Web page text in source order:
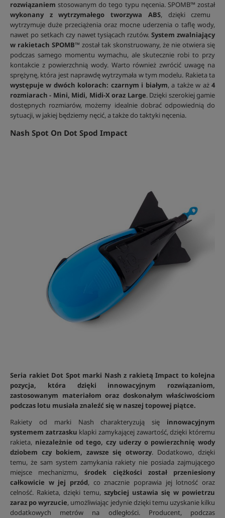
rozwiązaniem stosowanym do tego typu nęcenia. SPOMB™ został
wykonany z wytrzymałego tworzywa ABS, dzięki czemu
wytrzymuje duże przeciążenia oraz mocne uderzenia o taflę wody,
nawet po setkach czy nawet tysiącach rzutów.System zwalniający
w rakietach SPOMB™ został tak skonstruowany, że nie otwiera się
podczas samego momentu wymachu, ale skutecznie robi to przy
kontakcie z powierzchnią wody. Warto również zwrócić uwagę na
sprężynę, która jest naprawdę wytrzymała w tym modelu. Rakieta ta
występuje w dwóch kolorach: czarnym i białym, a także w aż4
rozmiarach - Mini, Midi, Midi-X oraz Large. Dzięki szerokiej gamie
dostępnych rozmiarów, możemy idealnie dobrać odpowiednią do
sytuacji, w jakiej będziemy nęcić, a także do taktyki nęcenia.
Nash Spot On Dot Spod Impact
Seria rakiet Dot Spot marki Nash z rakietą Impact to kolejna
pozycja, która dzięki innowacyjnym rozwiązaniom,
zastosowanym materiałom oraz doskonałym właściwościom
podczas lotu musiała znaleźć się w naszej topowej piątce.
Rakiety od marki Nash charakteryzują się innowacyjnym
systemem zatrzasku klapki zamykającej zawartość, dzięki któremu
rakieta, niezależnie od tego, czy uderzy o powierzchnię wody
dziobem czy bokiem, zawsze się otworzy. Dodatkowo, dzięki
temu, że sam system zamykania rakiety nie posiada zajmującego
miejsce mechanizmu,środek ciężkości został przeniesiony
całkowicie w jej przód, co znacznie poprawia jej lotność oraz
celność. Rakieta, dzięki temu, szybciej ustawia się w powietrzu
zaraz po wyrzucie, umożliwiając jedynie dzięki temu uzyskanie kilku
dodatkowych metrów na odległości. Producent, podczas